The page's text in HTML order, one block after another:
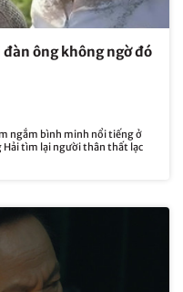
ông không ngờ đó
ngắm bình minh nổi tiếng ở
Hải tìm lại người thân thất lạc